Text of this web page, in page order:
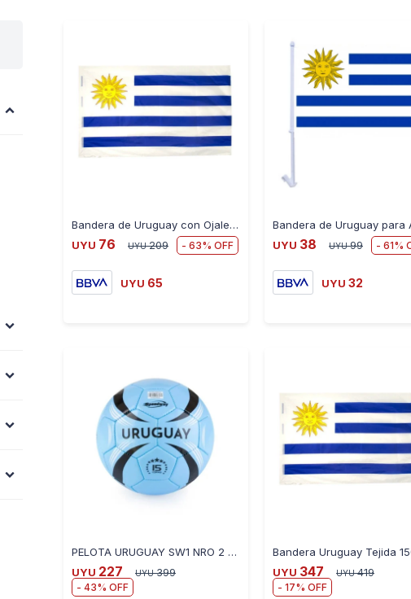
Bandera de Uruguay con Ojales Polyester 90X60CM
UYU 76 UYU 209 63
UYU 65
UYU 38 UYU 99 61
UYU 32
PELOTA URUGUAY SW1 NRO 2 CELESTE PE-URU1SW02-18 - CELESTE
UYU 227 UYU 399
43
UYU 347 UYU 419
17